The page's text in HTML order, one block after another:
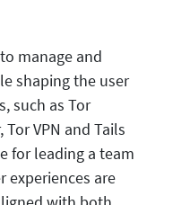
manage and
shaping the user
such as Tor
VPN and Tails
for leading a team
experiences are